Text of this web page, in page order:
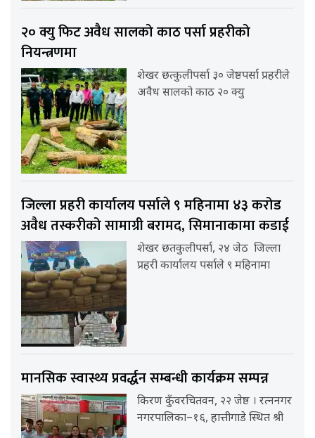
२० क्यु फिट अवैध सालको काठ पर्सा प्रहरीको
नियन्त्रणमा
शेखर छत्कुलीपर्सा ३० जेष्ठपर्सा प्रहरीले
अवैध सालको काठ २० क्यु
जिल्ला प्रहरी कार्यालय पर्साले ९ महिनामा ४३ करोड
अवैध तस्करीको सामाग्री बरामद, सिमानाकामा कडाई
शेखर छतकुलीपर्सा, २४ जेठ जिल्ला
प्रहरी कार्यालय पर्साले ९ महिनामा
मानसिक स्वास्थ्य प्रवर्द्धन सम्बन्धी कार्यक्रम सम्पन्न
किरण कुँवरचितवन, २२ जेष्ठ । रत्ननगर
नगरपालिका–१६, हात्तीगाडे स्थित श्री